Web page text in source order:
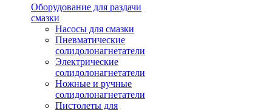
Оборудование для раздачи
смазки
Насосы для смазки
Пневматические
солидолонагнетатели
Электрические
солидолонагнетатели
Ножные и ручные
солидолонагнетатели
Пистолеты для